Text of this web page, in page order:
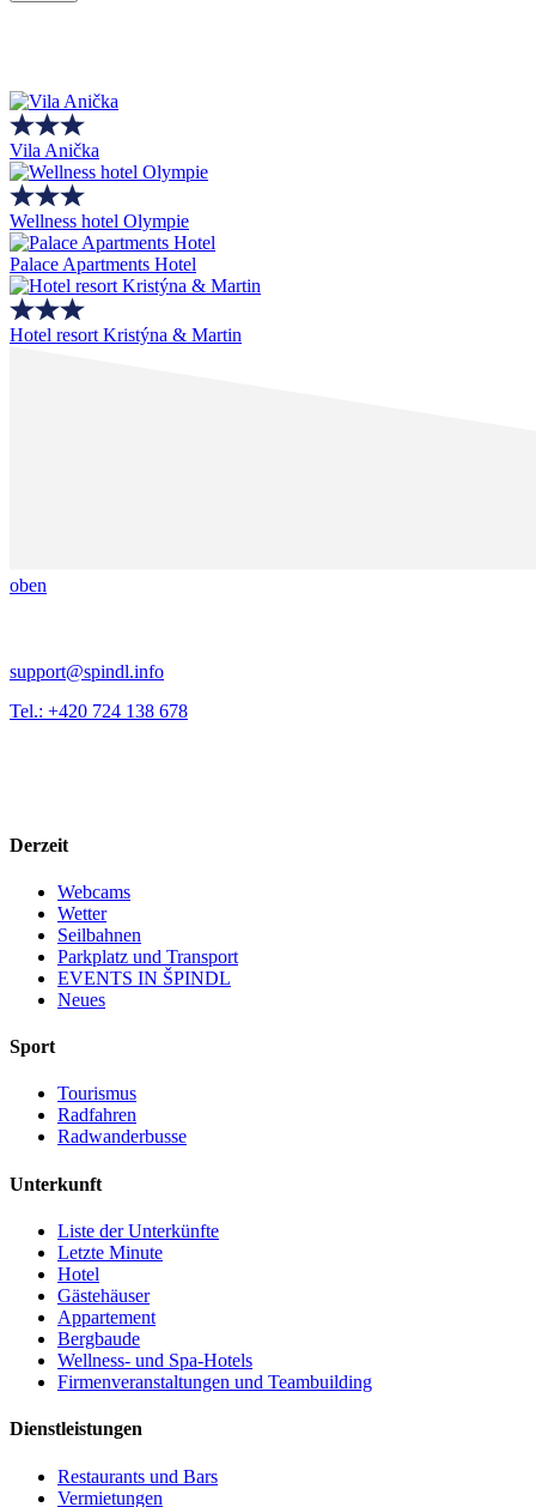
Vila Anička
Wellness hotel Olympie
Palace Apartments Hotel
Hotel resort Kristýna & Martin
oben
support@spindl.info
Tel.: +420 724 138 678
Derzeit
Webcams
Wetter
Seilbahnen
Parkplatz und Transport
EVENTS IN ŠPINDL
Neues
Sport
Tourismus
Radfahren
Radwanderbusse
Unterkunft
Liste der Unterkünfte
Letzte Minute
Hotel
Gästehäuser
Appartement
Bergbaude
Wellness- und Spa-Hotels
Firmenveranstaltungen und Teambuilding
Dienstleistungen
Restaurants und Bars
Vermietungen